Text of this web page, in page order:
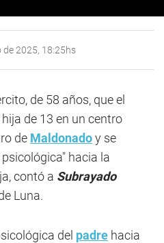
de 2025, 18:25hs
de 58 años, que el
de 13 en un centro
de Maldonadoy se
hacia la
contó a Subrayado
Luna.
del padre hacia